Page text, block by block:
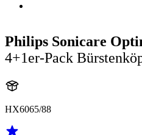
Philips Sonicare
4+1er-Pack
HX6065/88